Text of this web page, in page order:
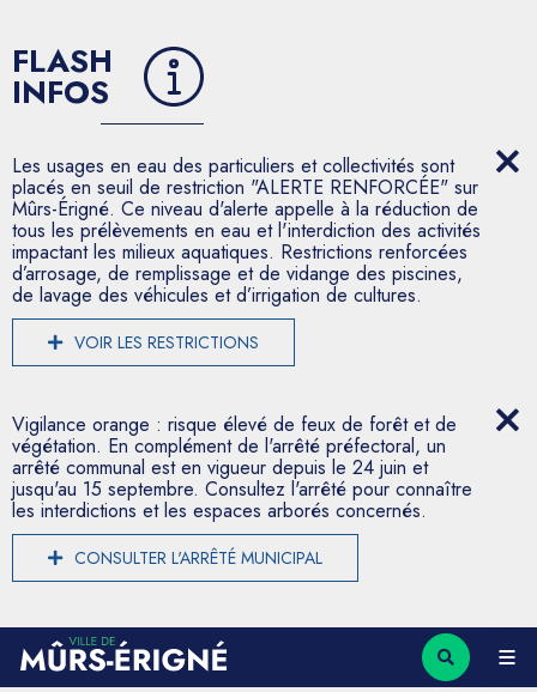
FLASH
INFOS
Les usages en eau des particuliers et collectivités sont
placés en seuil de restriction "ALERTE RENFORCÉE" sur
Mûrs-Érigné. Ce niveau d'alerte appelle à la réduction de
tous les prélèvements en eau et l'interdiction des activités
impactant les milieux aquatiques. Restrictions renforcées
d’arrosage, de remplissage et de vidange des piscines,
de lavage des véhicules et d’irrigation de cultures.
VOIR LES RESTRICTIONS
Vigilance orange : risque élevé de feux de forêt et de
végétation. En complément de l'arrêté préfectoral, un
arrêté communal est en vigueur depuis le 24 juin et
jusqu'au 15 septembre. Consultez l'arrêté pour connaître
les interdictions et les espaces arborés concernés.
CONSULTER L'ARRÊTÉ MUNICIPAL